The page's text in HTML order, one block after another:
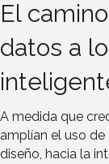
El
datos a
A medida que
amplían el uso
diseño, hacia la